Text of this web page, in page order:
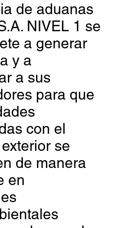
de aduanas
NIVEL 1 se
a generar
y a
a sus
para que
con el
se
de manera
en